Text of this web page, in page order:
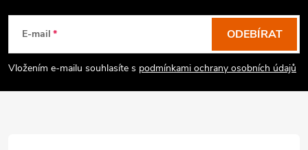
E-mail
Vložením e-mailu souhlasíte s podmínkami ochrany osobních údajů
ODEBÍRAT